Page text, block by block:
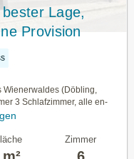
Lage,
Provision
(Döbling,
3 Schlafzimmer, alle en-
Zimmer
6